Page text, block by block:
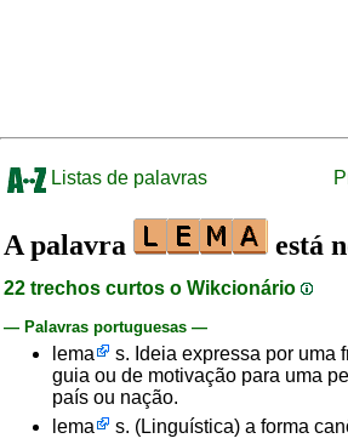
Listas de palavras
A palavra está
22 trechos curtos o Wikcionário
— Palavras portuguesas —
lema
s. Ideia expressa por uma
guia ou de motivação para uma
país ou nação.
lema
s. (Linguística) a forma